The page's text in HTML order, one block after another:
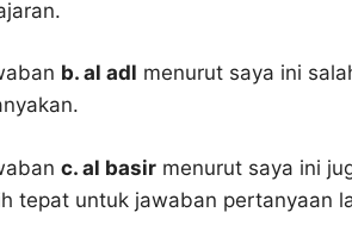
b. al adl menurut saya ini
c. al basir menurut saya ini
tepat untuk jawaban pertanyaan